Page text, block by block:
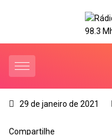
29 de janeiro de 2021
Compartilhe